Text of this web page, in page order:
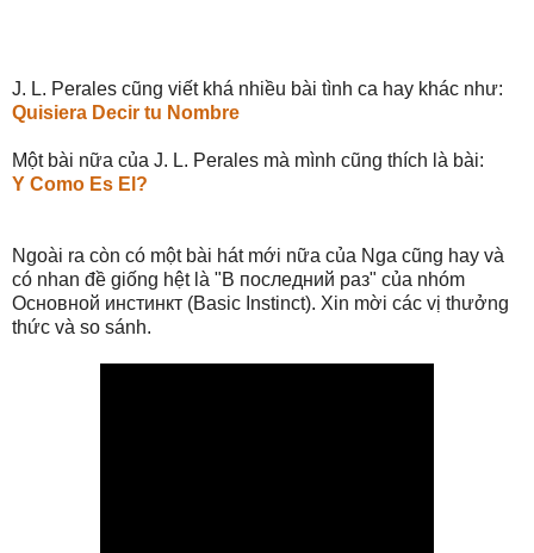
J. L. Perales cũng viết khá nhiều bài tình ca hay khác như:
Quisiera Decir tu Nombre
Một bài nữa của J. L. Perales mà mình cũng thích là bài:
Y Como Es El?
Ngoài ra còn có một bài hát mới nữa của Nga cũng hay và
có nhan đề giống hệt là "В последний раз" của nhóm
Основной инстинкт (Basic Instinct). Xin mời các vị thưởng
thức và so sánh.